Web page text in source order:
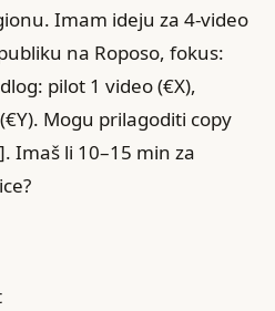
Imam ideju za 4-video
na Roposo, fokus:
pilot 1 video (€X),
Mogu prilagoditi copy
Imaš li 10–15 min za